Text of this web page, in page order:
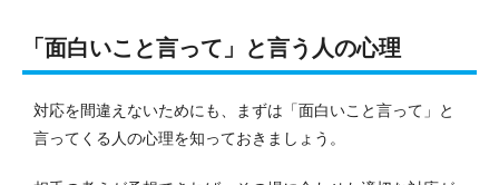
「面白いこと言って」と言う人の心理
対応を間違えないためにも、まずは「面白いこと言って」と
言ってくる人の心理を知っておきましょう。